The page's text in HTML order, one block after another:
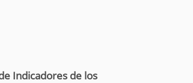
Indicadores de los